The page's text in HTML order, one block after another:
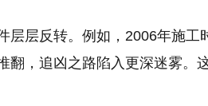
层层反转。例如，2006年施工
翻，追凶之路陷入更深迷雾。